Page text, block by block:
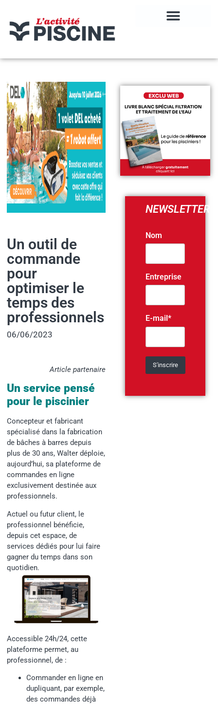
Un outil de
commande
pour
optimiser le
temps des
professionnels
06/06/2023
Article partenaire
Un service pensé
pour le piscinier
Concepteur et fabricant
spécialisé dans la fabrication
de bâches à barres depuis
plus de 30 ans, Walter déploie,
aujourd’hui, sa plateforme de
commandes en ligne
exclusivement destinée aux
professionnels.
Actuel ou futur client, le
professionnel bénéficie,
depuis cet espace, de
services dédiés pour lui faire
gagner du temps dans son
quotidien.
Accessible 24h/24, cette
plateforme permet, au
professionnel, de :
Commander en ligne en
dupliquant, par exemple,
des commandes déjà
NEWSLETTER
Nom
Entreprise
E-mail*